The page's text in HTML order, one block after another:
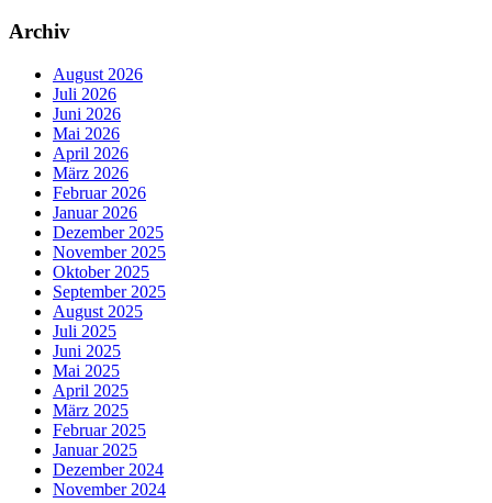
Archiv
August 2026
Juli 2026
Juni 2026
Mai 2026
April 2026
März 2026
Februar 2026
Januar 2026
Dezember 2025
November 2025
Oktober 2025
September 2025
August 2025
Juli 2025
Juni 2025
Mai 2025
April 2025
März 2025
Februar 2025
Januar 2025
Dezember 2024
November 2024